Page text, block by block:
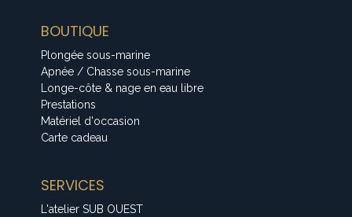
BOUTIQUE
Plongée sous-marine
Apnée / Chasse sous-marine
Longe-côte & nage en eau libre
Prestations
Matériel d'occasion
Carte cadeau
SERVICES
L'atelier SUB OUEST